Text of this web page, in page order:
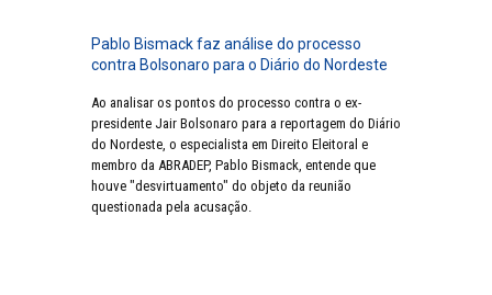
Pablo Bismack faz análise do processo
contra Bolsonaro para o Diário do Nordeste
Ao analisar os pontos do processo contra o ex-
presidente Jair Bolsonaro para a reportagem do Diário
do Nordeste, o especialista em Direito Eleitoral e
membro da ABRADEP, Pablo Bismack, entende que
houve "desvirtuamento" do objeto da reunião
questionada pela acusação.